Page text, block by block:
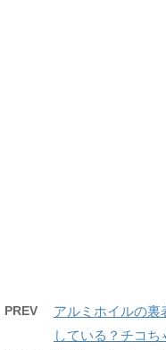
PREV
アルミホイルの裏
している？チコち